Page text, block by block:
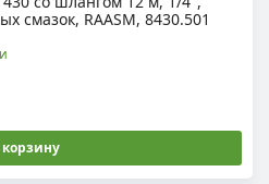
смазок, RAASM, 8430.501
корзину